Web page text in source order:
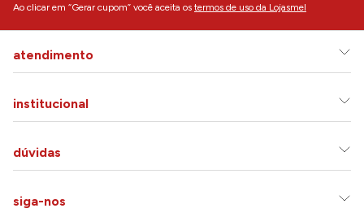
Ao clicar em “Gerar cupom” você aceita os termos de uso da Lojasmel
atendimento
institucional
dúvidas
siga-nos